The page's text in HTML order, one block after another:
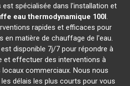
spécialisée dans l'installation et
eau thermodynamique 100l.
rapides et efficaces pour
en matière de chauffage de l'eau.
disponible 7j/7 pour répondre à
et effectuer des interventions à
commerciaux. Nous nous
délais les plus courts pour vous